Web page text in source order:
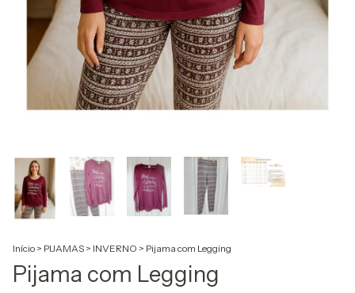
Início > PIJAMAS > INVERNO > Pijama com Legging
Pijama com Legging